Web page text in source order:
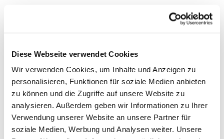
Diese Webseite verwendet Cookies
Wir verwenden Cookies, um Inhalte und Anzeigen zu
personalisieren, Funktionen für soziale Medien anbieten
zu können und die Zugriffe auf unsere Website zu
analysieren. Außerdem geben wir Informationen zu Ihrer
Verwendung unserer Website an unsere Partner für
soziale Medien, Werbung und Analysen weiter. Unsere
Dies könnte Sie auch
interessieren